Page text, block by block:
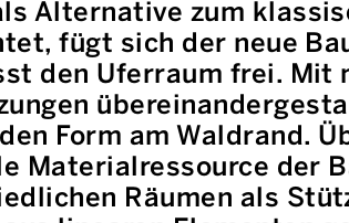
Alternative zum
fügt sich der neue
den Uferraum frei. Mit
Form am Waldrand.
Materialressource der
Räumen als